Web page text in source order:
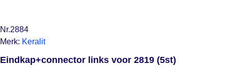
Nr.2884
Merk: Keralit
Eindkap+connector links voor 2819 (5st)